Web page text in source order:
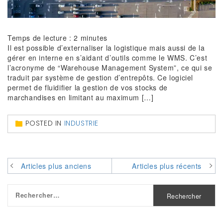
Temps de lecture :2 minutes
Il est possible d’externaliser la logistique mais aussi de la
gérer en interne en s’aidant d’outils comme le WMS. C’est
l’acronyme de “Warehouse Management System”, ce qui se
traduit par système de gestion d’entrepôts. Ce logiciel
permet de fluidifier la gestion de vos stocks de
marchandises en limitant au maximum […]
POSTED IN INDUSTRIE
Navigation
des
articles
Articles plus anciens Articles plus récents